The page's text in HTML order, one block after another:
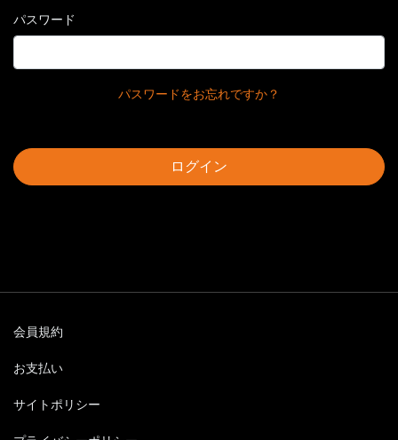
パスワード
パスワードをお忘れですか？
ログイン
会員規約
お支払い
サイトポリシー